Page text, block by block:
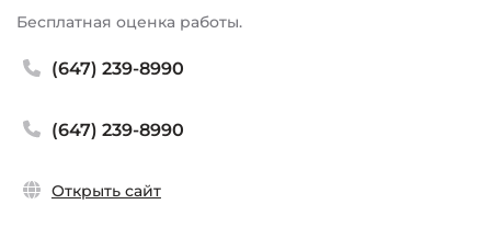
Бесплатная оценка работы.
(647) 239-8990
(647) 239-8990
Открыть сайт